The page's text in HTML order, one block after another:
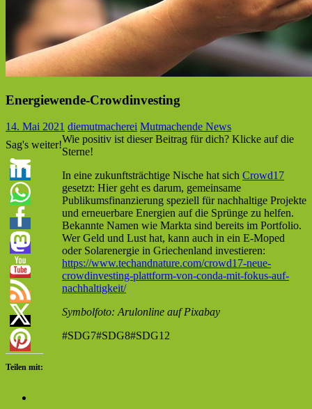
Energiewende-Crowdinvesting
14. Mai 2021 diemutmacherei Mutmachende News
Sag's weiter!Wie positiv ist dieser Beitrag für dich? Klicke auf die
Sterne!
In eine zukunftsträchtige Nische hat sich Crowd17
gesetzt: Hier geht es darum, gemeinsame
Publikumsfinanzierung speziell für nachhaltige Projekte
und erneuerbare Energien auf die Sprünge zu helfen.
Bekannte Namen wie Markta sind bereits im Portfolio.
Wer Geld und Lust hat, kann auch in ein E-Moped
oder Solarenergie in Griechenland investieren:
https://www.techandnature.com/crowd17-neue-
crowdinvesting-plattform-von-conda-mit-fokus-auf-
nachhaltigkeit/
Symbolfoto: Arulonline auf Pixabay
#SDG7#SDG8#SDG12
Teilen mit: